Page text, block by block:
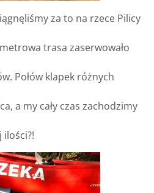
za to na rzece Pilicy
trasa zaserwowało
Połów klapek różnych
a my cały czas zachodzimy
ilości?!